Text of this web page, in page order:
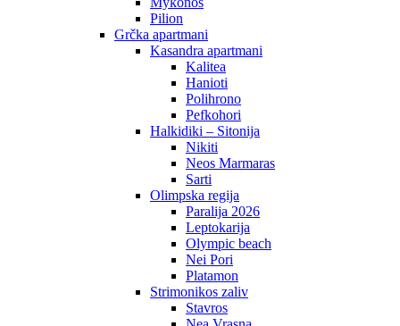
Pilion
Grčka apartmani
Kasandra apartmani
Kalitea
Hanioti
Polihrono
Pefkohori
Halkidiki – Sitonija
Nikiti
Neos Marmaras
Sarti
Olimpska regija
Paralija 2026
Leptokarija
Olympic beach
Nei Pori
Platamon
Strimonikos zaliv
Stavros